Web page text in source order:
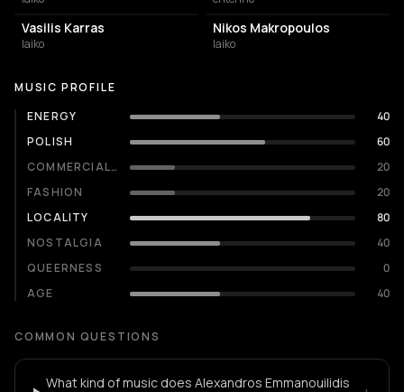
Vasilis Karras
laiko
Nikos Makropoulos
laiko
MUSIC PROFILE
ENERGY
40
POLISH
60
COMMERCIALITY
20
FASHION
20
LOCALITY
80
NOSTALGIA
40
QUEERNESS
0
AGE
40
COMMON QUESTIONS
What kind of music does Alexandros Emmanouilidis